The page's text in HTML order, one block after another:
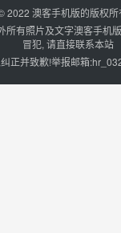
2022 澳客手机版的版权
所有照片及文字澳客手机
冒犯, 请直接联系本站
正并致歉!举报邮箱: